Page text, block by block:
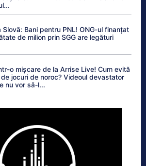
Slovă: Bani pentru PNL! ONG-ul finanțat
de milion prin SGG are legături
o mișcare de la Arrise Live! Cum evită
jocuri de noroc? Videoul devastator
nu vor să-l...